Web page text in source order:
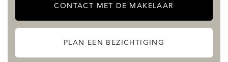
CONTACT MET DE MAKELAAR
PLAN EEN BEZICHTIGING